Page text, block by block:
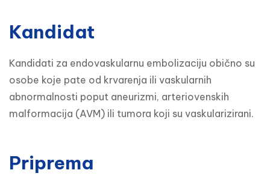
Kandidat
Kandidati za endovaskularnu embolizaciju obično su
osobe koje pate od krvarenja ili vaskularnih
abnormalnosti poput aneurizmi, arteriovenskih
malformacija (AVM) ili tumora koji su vaskularizirani.
Priprema